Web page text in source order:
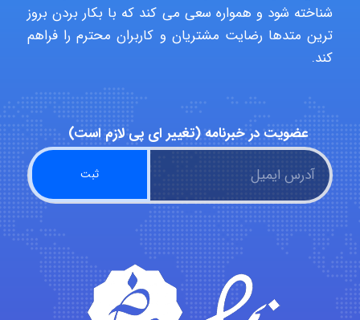
abolfazlkoshehe
abolfazlkoshehe
A.balandeh
fatima
Jafar Tym
شناخته شود و همواره سعی می کند که با بکار بردن بروز
ترین متدها رضایت مشتریان و کاربران محترم را فراهم
کند.
عضویت در خبرنامه (تغییر ای پی لازم است)